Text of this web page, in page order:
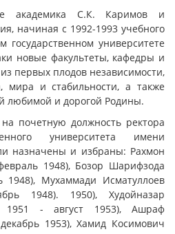
академика С.К. Каримов и
начиная с 1992-1993 учебного
государственном университете
новые факультеты, кафедры и
первых плодов независимости,
мира и стабильности, а также
любимой и дорогой Родины.
почетную должность ректора
университета имени
назначены и избраны: Рахмон
1948), Бозор Шарифзода
1948), Мухаммади Исматуллоев
1948). 1950), Худойназар
1951 - август 1953), Ашраф
1953), Хамид Косимович